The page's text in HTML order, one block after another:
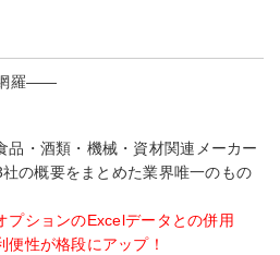
網羅――
品・酒類・機械・資材関連メーカー
の概要をまとめた業界唯一のもの
プションのExcelデータとの併用
便性が格段にアップ！